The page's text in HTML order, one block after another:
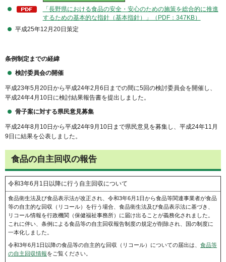
「長野県における食品の安全・安心のための施策を総合的に推進
するための基本的な指針（基本指針）」（PDF：347KB）
平成25年12月20日策定
条例制定までの経緯
検討委員会の開催
平成23年5月20日から平成24年2月6日までの間に5回の検討委員会を開催し、
平成24年4月10日に検討結果報告書を提出しました。
骨子案に対する県民意見募集
平成24年8月10日から平成24年9月10日まで県民意見を募集し、平成24年11月
9日に結果を公表しました。
食品の自主回収の報告
令和3年6月1日以降に行う自主回収について
食品衛生法及び食品表示法が改正され、令和3年6月1日から食品等関連事業者が食品
等の自主的な回収（リコール）を行う場合、食品衛生法及び食品表示法に基づき、
リコール情報を行政機関（保健福祉事務所）に届け出ることが義務化されました。
これに伴い、条例による食品等の自主回収報告制度の規定が削除され、国の制度に
一本化しました。
令和3年6月1日以降の食品等の自主的な回収（リコール）についての届出は、 食品等
の自主回収情報をご覧ください。